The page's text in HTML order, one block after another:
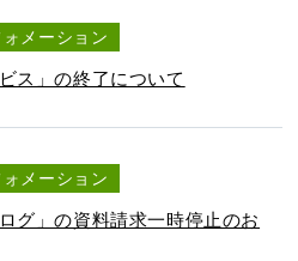
メーション
ス」の終了について
メーション
グ」の資料請求一時停止のお